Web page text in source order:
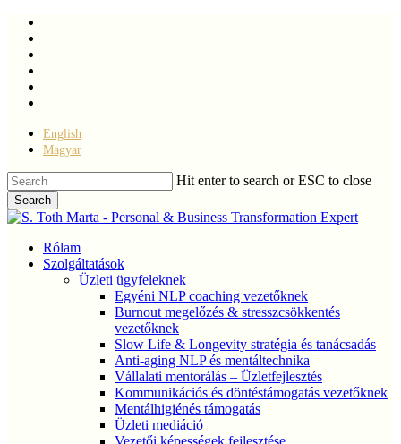
Skip
main
content
English
Magyar
Hit enter to search or ESC to close
Search
Close
Menu
Rólam
Szolgáltatások
Üzleti ügyfeleknek
Egyéni NLP coaching vezetőknek
Burnout megelőzés & stresszcsökkentés
vezetőknek
Slow Life & Longevity stratégia és tanácsadás
Anti-aging NLP és mentáltechnika
Vállalati mentorálás – Üzletfejlesztés
Kommunikációs és döntéstámogatás vezetőknek
Mentálhigiénés támogatás
Üzleti mediáció
Vezetői képességek fejlesztése